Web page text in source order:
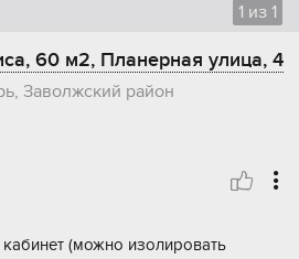
1 из 1
60 м2, Планерная улица, 4
Заволжский район
(можно изoлирoвать